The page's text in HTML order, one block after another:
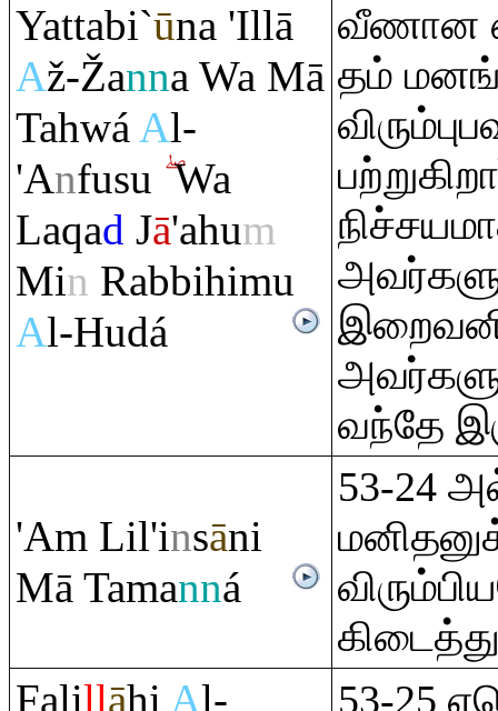
Yattabi`ūna 'Illā
Až-Žanna Wa Mā
TahwáAl-
'Anfusu Wa
Laqad Jā'ahum
Min Rabbihimu
Al-Hudá
வீணான
தம்
வந்தே
'Am Lil'insāni
Mā Tamanná
53-24
Falillāhi Al-
53-25